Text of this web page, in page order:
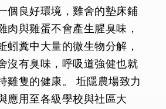
個良好環境，雞舍的墊床鋪
肉與雞蛋不會產生腥臭味，
蚓糞中大量的微生物分解，
沒有臭味，呼吸道強健也就
雞隻的健康。 坵隱農場致力
應用至各級學校與社區大